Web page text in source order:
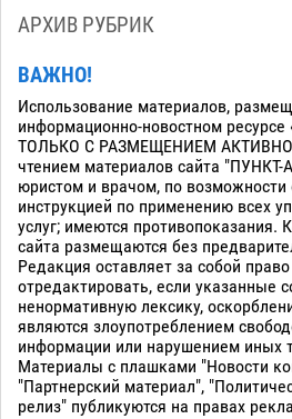
АРХИВ РУБРИК
ВАЖНО!
Использование материалов,
информационно-новостном ресурсе
ТОЛЬКО С РАЗМЕЩЕНИЕМ
чтением материалов сайта "ПУНКТ-
юристом и врачом, по возможности
инструкцией по применению всех
услуг; имеются противопоказания.
сайта размещаются без
Редакция оставляет за собой
отредактировать, если указанные
ненормативную лексику,
являются злоупотреблением
информации или нарушением иных
Материалы с плашками "Новости
"Партнерский материал",
релиз" публикуются на правах